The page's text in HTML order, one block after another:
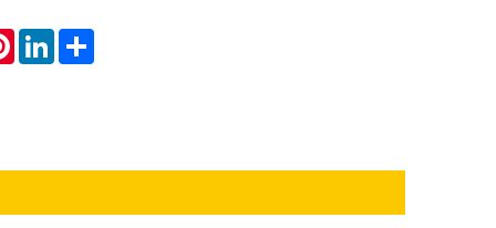
PinterestLinkedInShare